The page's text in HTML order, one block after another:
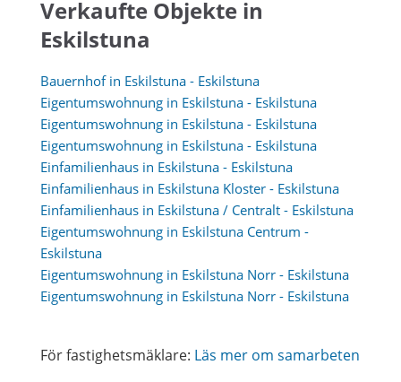
Verkaufte Objekte in
Eskilstuna
Bauernhof in Eskilstuna - Eskilstuna
Eigentumswohnung in Eskilstuna - Eskilstuna
Eigentumswohnung in Eskilstuna - Eskilstuna
Eigentumswohnung in Eskilstuna - Eskilstuna
Einfamilienhaus in Eskilstuna - Eskilstuna
Einfamilienhaus in Eskilstuna Kloster - Eskilstuna
Einfamilienhaus in Eskilstuna / Centralt - Eskilstuna
Eigentumswohnung in Eskilstuna Centrum -
Eskilstuna
Eigentumswohnung in Eskilstuna Norr - Eskilstuna
Eigentumswohnung in Eskilstuna Norr - Eskilstuna
För fastighetsmäklare: Läs mer om samarbeten